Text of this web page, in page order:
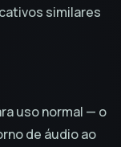
similares
uso normal — o
de áudio ao